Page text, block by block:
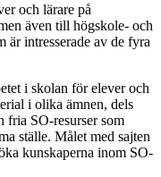
och lärare på
även till högskole- och
är intresserade av de fyra
i skolan för elever och
i olika ämnen, dels
fria SO-resurser som
ställe. Målet med sajten
kunskaperna inom SO-